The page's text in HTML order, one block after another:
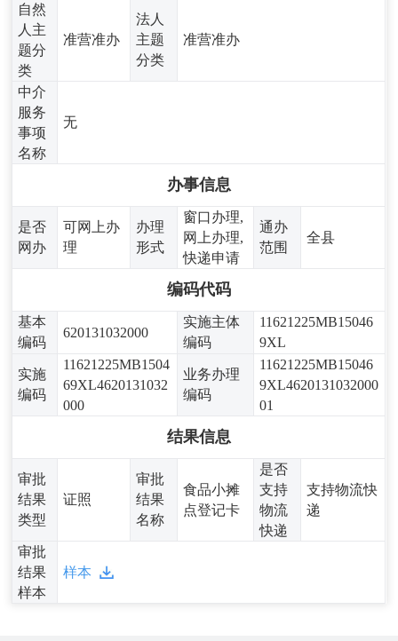
自然
人主
题分
类
准营准办
法人
主题
分类
准营准办
中介
服务
事项
名称
无
办事信息
是否
网办
可网上办
理
办理
形式
窗口办理,
网上办理,
快递申请
通办
范围
全县
编码代码
基本
编码
620131032000
实施主体
编码
11621225MB15046
9XL
实施
编码
11621225MB1504
69XL4620131032
000
业务办理
编码
11621225MB15046
9XL4620131032000
01
结果信息
审批
结果
类型
证照
审批
结果
名称
食品小摊
点登记卡
是否
支持
物流
快递
支持物流快
递
审批
结果
样本
样本